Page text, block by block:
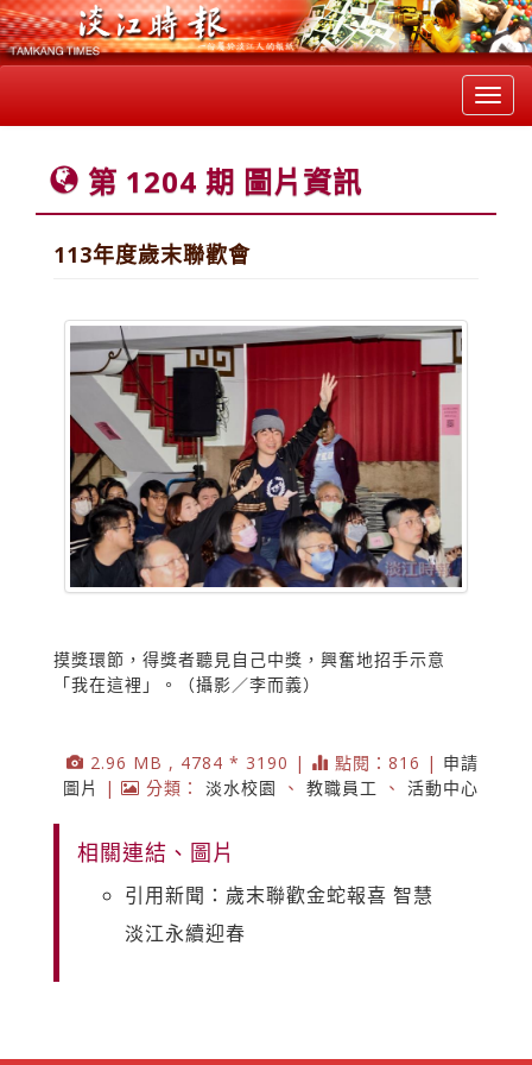
第 1204 期 圖片資訊
113年度歲末聯歡會
摸獎環節，得獎者聽見自己中獎，興奮地招手示意
「我在這裡」。（攝影／李而義）
2.96 MB , 4784 * 3190 | 點閱：816 | 申請
圖片
| 分類： 淡水校園 、 教職員工 、 活動中心
相關連結、圖片
引用新聞：歲末聯歡金蛇報喜 智慧
淡江永續迎春